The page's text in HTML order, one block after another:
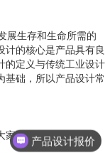
展生存和生命所需的
计的核心是产品具有良
的定义与传统工业设计
基础，所以产品设计常
家有所帮助。
产品设计报价